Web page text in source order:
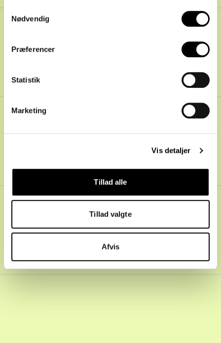
Nødvendig
Præferencer
Statistik
Marketing
Vis detaljer
Tillad alle
Tillad valgte
Afvis
tiltrængt opsang
At komme gennem nåleøjet i OB blev en
sovepude, og udlandsdrømmen udviklede sig til en
katastrofe. Jacob Buus er denne uges gæst i